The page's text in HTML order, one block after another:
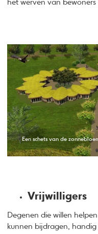
het werven van
Een schets van de
Vrijwilligers
Degenen die willen
kunnen bijdragen, handig